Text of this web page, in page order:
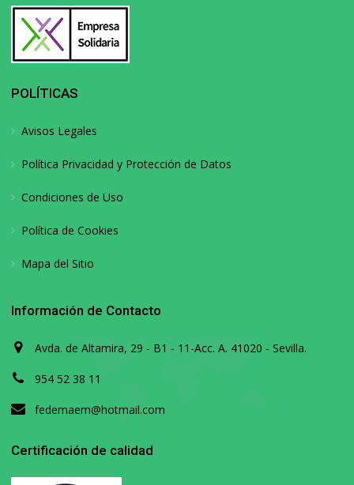
POLÍTICAS
Avisos Legales
Política Privacidad y Protección de Datos
Condiciones de Uso
Política de Cookies
Mapa del Sitio
Información de Contacto
Avda. de Altamira, 29 - B1 - 11-Acc. A. 41020 - Sevilla.
954 52 38 11
fedemaem@hotmail.com
Certificación de calidad